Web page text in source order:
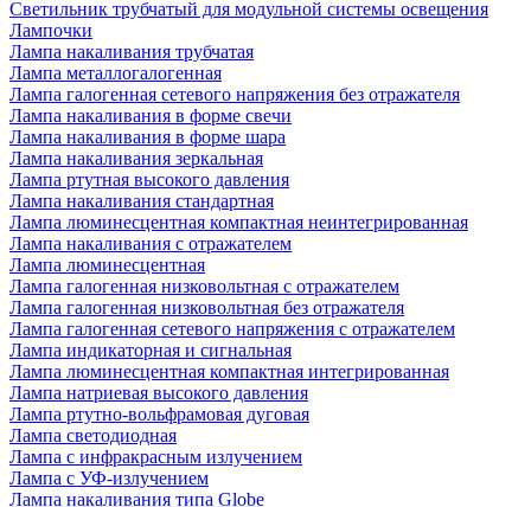
Светильник трубчатый для модульной системы освещения
Лампочки
Лампа накаливания трубчатая
Лампа металлогалогенная
Лампа галогенная сетевого напряжения без отражателя
Лампа накаливания в форме свечи
Лампа накаливания в форме шара
Лампа накаливания зеркальная
Лампа ртутная высокого давления
Лампа накаливания стандартная
Лампа люминесцентная компактная неинтегрированная
Лампа накаливания с отражателем
Лампа люминесцентная
Лампа галогенная низковольтная с отражателем
Лампа галогенная низковольтная без отражателя
Лампа галогенная сетевого напряжения с отражателем
Лампа индикаторная и сигнальная
Лампа люминесцентная компактная интегрированная
Лампа натриевая высокого давления
Лампа ртутно-вольфрамовая дуговая
Лампа светодиодная
Лампа с инфракрасным излучением
Лампа с УФ-излучением
Лампа накаливания типа Globe